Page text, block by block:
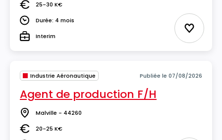
Salaire25-30 K€
DuréeDurée: 4 mois
TypeInterim Ajouter
Industrie Aéronautique Publiée le 07/08/2026
Agent de production F/H
Lieu Malville - 44260
Salaire20-25 K€